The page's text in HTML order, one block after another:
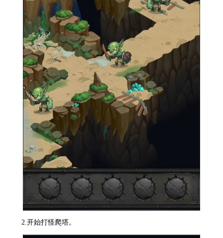
2.开始打怪爬塔。